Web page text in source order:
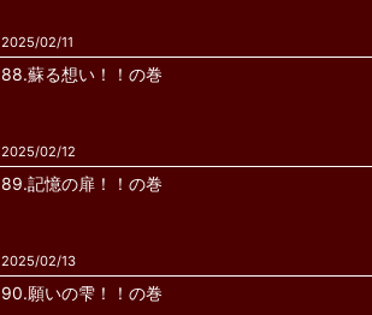
2025/02/11
88.蘇る想い！！の巻
2025/02/12
89.記憶の扉！！の巻
2025/02/13
90.願いの雫！！の巻